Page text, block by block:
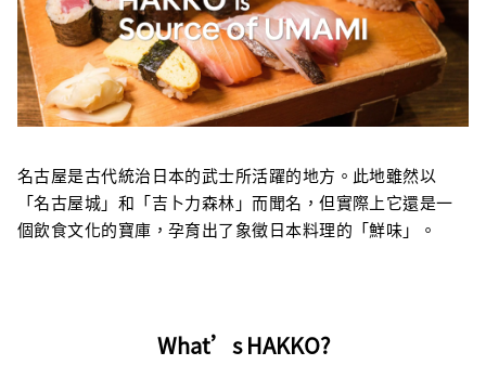
名古屋是古代統治日本的武士所活躍的地方。此地雖然以
「名古屋城」和「吉卜力森林」而聞名，但實際上它還是一
個飲食文化的寶庫，孕育出了象徵日本料理的「鮮味」。
What’s HAKKO?